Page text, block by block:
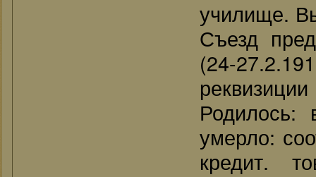
училище.
Съезд
(24-
умерло:
кредит.